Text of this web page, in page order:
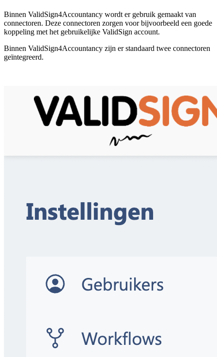
Binnen ValidSign4Accountancy wordt er gebruik gemaakt van
connectoren. Deze connectoren zorgen voor bijvoorbeeld een goede
koppeling met het gebruikelijke ValidSign account.
Binnen ValidSign4Accountancy zijn er standaard twee connectoren
geïntegreerd.